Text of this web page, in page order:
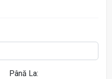
Până La: